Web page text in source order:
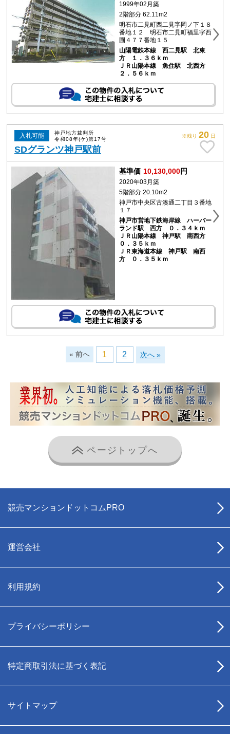
1999年02月築
2階部分 62.11m2
明石市二見町西二見字岡ノ下１８
番地１２ 明石市二見町福里字西
圃４７７番地１５
山陽電鉄本線 西二見駅 北東
方 １．３６ｋｍ
ＪＲ山陽本線 魚住駅 北西方
２．５６ｋｍ
入札可能
神戸地方裁判所
令和08年(ケ)第17号
SDグランツ神戸駅前
※残り20 日
基準価 10,130,000円
2020年03月築
5階部分 20.10m2
神戸市中央区古湊通二丁目３番地
１７
神戸市営地下鉄海岸線 ハーバー
ランド駅 西方 ０．３４ｋｍ
ＪＲ山陽本線 神戸駅 南西方
０．３５ｋｍ
ＪＲ東海道本線 神戸駅 南西
方 ０．３５ｋｍ
« 前へ 1 2 次へ »
ページトップへ
競売マンションドットコムPRO
運営会社
利用規約
プライバシーポリシー
特定商取引法に基づく表記
サイトマップ